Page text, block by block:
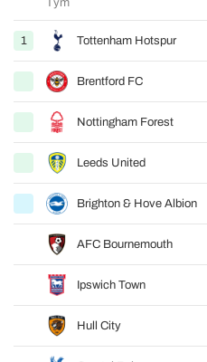
Tým
1 Tottenham Hotspur
Brentford FC
Nottingham Forest
Leeds United
Brighton & Hove Albion
AFC Bournemouth
Ipswich Town
Hull City